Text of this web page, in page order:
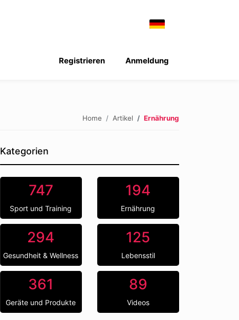
Anmeldung
Registrieren
Home Artikel Ernährung
Kategorien
747
Sport und Training
194
Ernährung
294
Gesundheit & Wellness
125
Lebensstil
361
Geräte und Produkte
89
Videos